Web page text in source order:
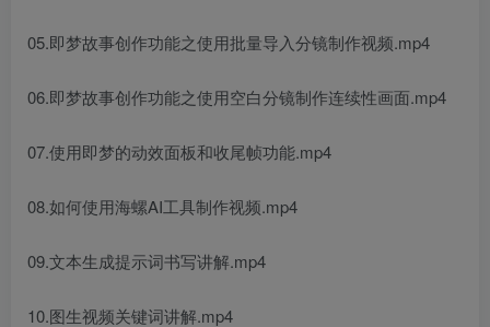
05.即梦故事创作功能之使用批量导入分镜制作视频.mp4
06.即梦故事创作功能之使用空白分镜制作连续性画面.mp4
07.使用即梦的动效面板和收尾帧功能.mp4
08.如何使用海螺AI工具制作视频.mp4
09.文本生成提示词书写讲解.mp4
10.图生视频关键词讲解.mp4